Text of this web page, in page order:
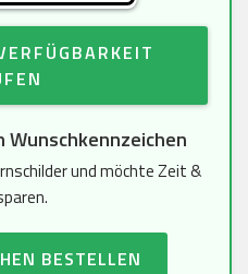
Wunschkennzeichen
und möchte Zeit &
BESTELLEN